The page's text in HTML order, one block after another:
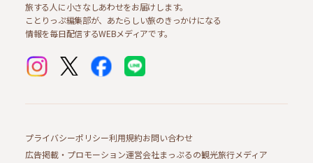
旅する人に小さなしあわせをお届けします。
ことりっぷ編集部が、あたらしい旅のきっかけになる
情報を毎日配信するWEBメディアです。
プライバシーポリシー利用規約お問い合わせ
広告掲載・プロモーション運営会社まっぷるの観光旅行メディア